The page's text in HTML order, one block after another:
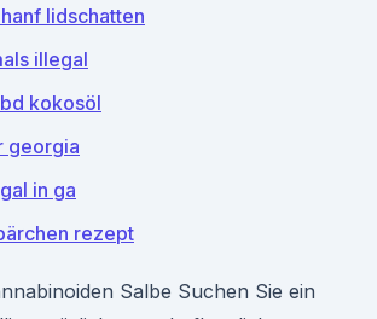
lidschatten
illegal
kokosöl
georgia
in ga
rezept
Salbe Suchen Sie ein